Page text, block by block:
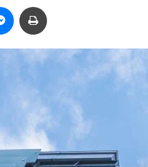
email
Messenger